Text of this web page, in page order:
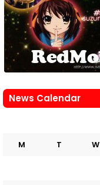
News Calendar
M T W